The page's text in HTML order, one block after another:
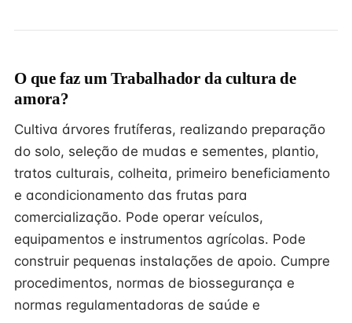
O que faz um Trabalhador da cultura de
amora?
Cultiva árvores frutíferas, realizando preparação
do solo, seleção de mudas e sementes, plantio,
tratos culturais, colheita, primeiro beneficiamento
e acondicionamento das frutas para
comercialização. Pode operar veículos,
equipamentos e instrumentos agrícolas. Pode
construir pequenas instalações de apoio. Cumpre
procedimentos, normas de biossegurança e
normas regulamentadoras de saúde e